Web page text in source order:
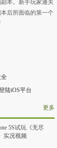
本。新手玩家通关
后所面临的第一个
陆iOS平台
更多